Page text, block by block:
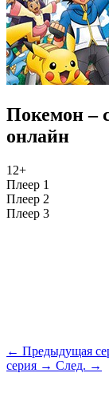
Покемон –
онлайн
12+
Плеер 1
Плеер 2
Плеер 3
← Предыдущая
серия → След. →